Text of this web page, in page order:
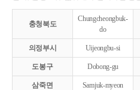
충청북도
Chungcheongbuk-
do
의정부시 Uijeongbu-si
도봉구 Dobong-gu
삼죽면 Samjuk-myeon